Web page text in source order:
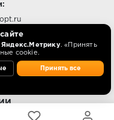
пт.
Яндекс.Метрику. «Принять
cookie.
Принять все